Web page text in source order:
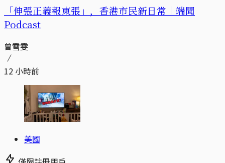
「伸張正義報東張」，香港市民新日常｜端聞
Podcast
曾雪雯
12 小時前
美國